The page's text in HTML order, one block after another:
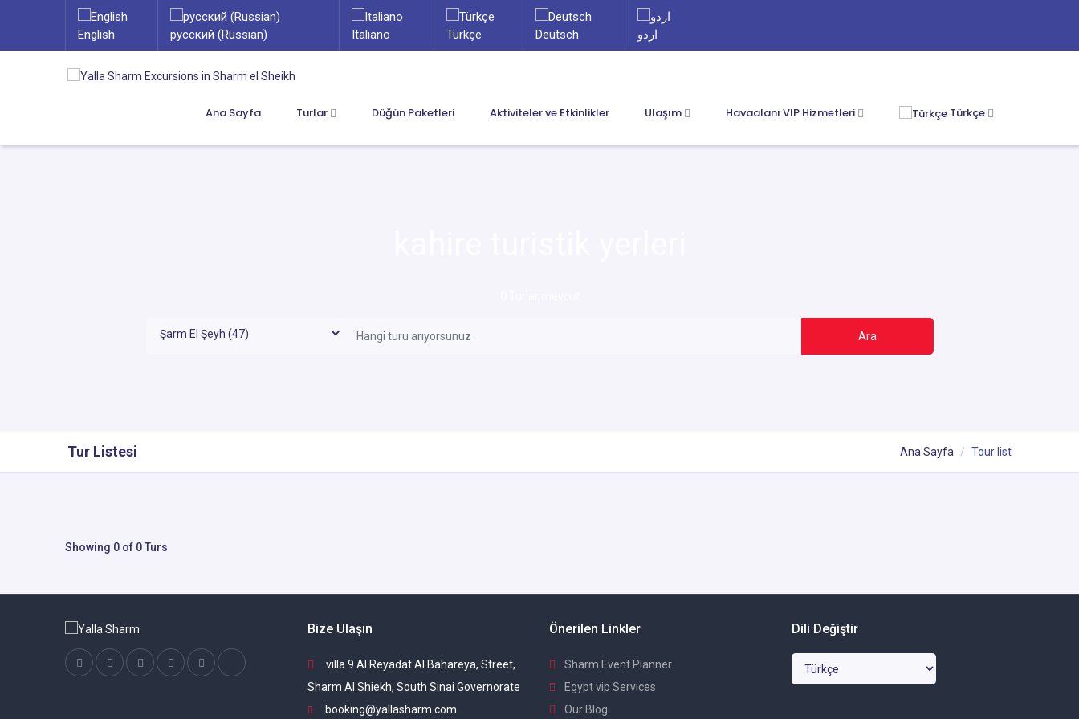
English русский (Russian) Italiano Türkçe Deutsch اردو
Ana Sayfa Turlar Düğün Paketleri Aktiviteler ve Etkinlikler Ulaşım Havaalanı VIP Hizmetleri Türkçe
Ara
Tur Listesi Ana Sayfa Tour list
Showing 0 of 0 Turs
Bize Ulaşın
villa 9 Al Reyadat Al Bahareya, Street,
Sharm Al Shiekh, South Sinai Governorate
booking@yallasharm.com
Önerilen Linkler
Sharm Event Planner
Egypt vip Services
Our Blog
Dili Değiştir